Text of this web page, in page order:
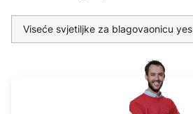
Viseće svjetiljke za blagovaonicu yes